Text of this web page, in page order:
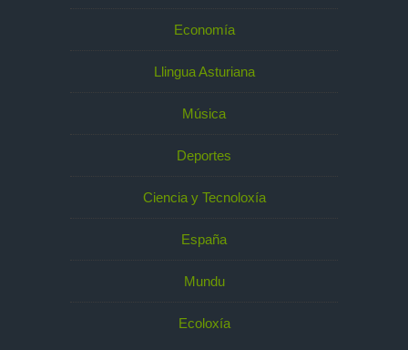
Economía
Llingua Asturiana
Música
Deportes
Ciencia y Tecnoloxía
España
Mundu
Ecoloxía